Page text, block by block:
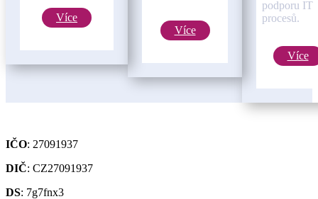
Více
Více
podporu IT
procesů.
Více
IČO: 27091937
DIČ: CZ27091937
DS: 7g7fnx3